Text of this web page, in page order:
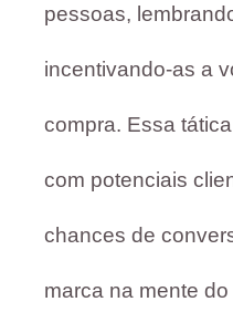
pessoas,
incentivando-as a
compra. Essa
com potenciais
chances de
marca na mente